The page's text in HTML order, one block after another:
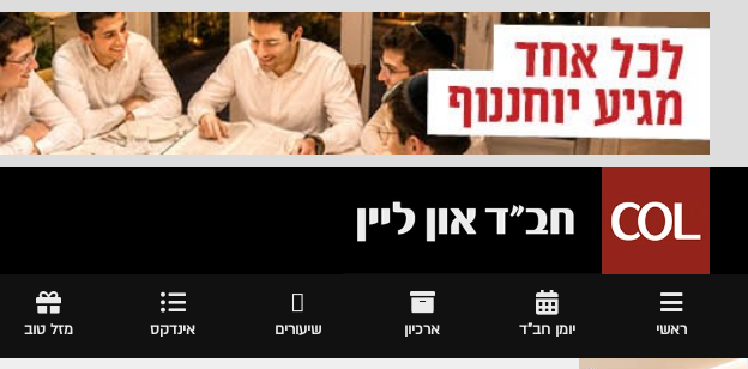
ראשי יומן חב"ד ארכיון שיעורים אינדקס מזל טוב